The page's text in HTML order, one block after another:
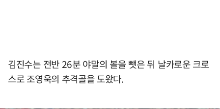
김진수는 전반 26분 야말의 볼을 뺏은 뒤 날카로운 크로
스로 조영욱의 추격골을 도왔다.